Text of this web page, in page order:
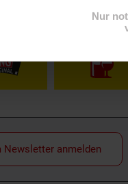
Nur
Weinwelt
Newsletter anmelden